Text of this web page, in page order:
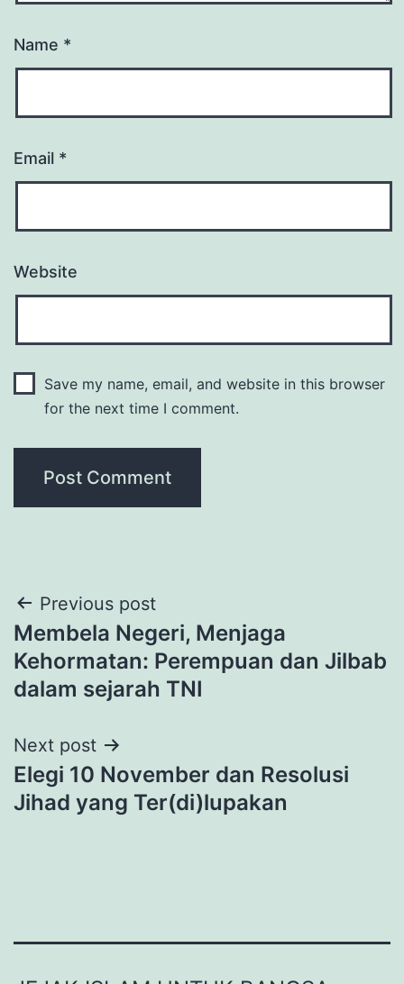
Name *
Email *
Website
Save my name, email, and website in this browser
for the next time I comment.
Post
navigation
Previous post
Membela Negeri, Menjaga
Kehormatan: Perempuan dan Jilbab
dalam sejarah TNI
Next post
Elegi 10 November dan Resolusi
Jihad yang Ter(di)lupakan